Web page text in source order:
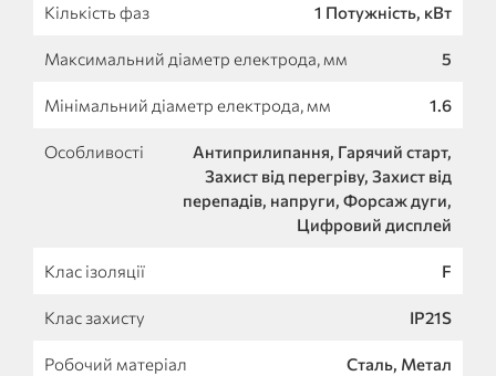
Кількість фаз 1 Потужність, кВт
Максимальний діаметр електрода, мм 5
Мінімальний діаметр електрода, мм 1.6
Особливості
Антиприлипання, Гарячий старт,
Захист від перегріву, Захист від
перепадів, напруги, Форсаж дуги,
Цифровий дисплей
Клас ізоляції F
Клас захисту IP21S
Робочий матеріал Сталь, Метал